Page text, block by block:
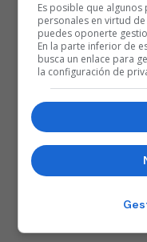
Es posible que
personales en virtud
puedes oponerte
En la parte inferior de
busca un enlace para
la configuración de